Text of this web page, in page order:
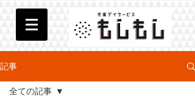
記事
全ての記事